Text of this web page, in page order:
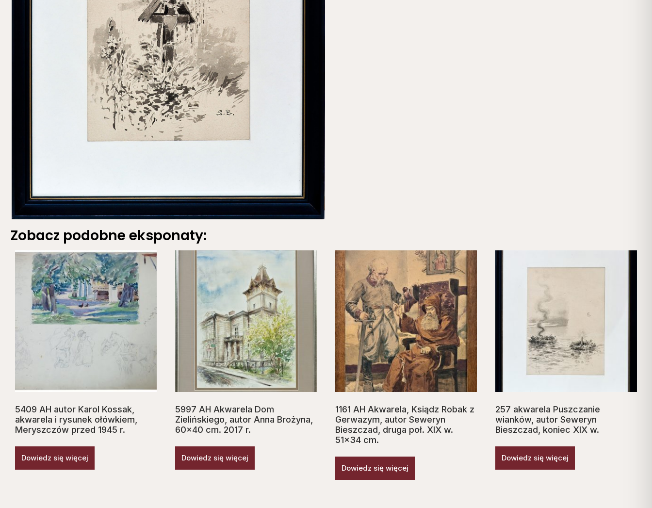
Zobacz podobne eksponaty:
5409 AH autor Karol Kossak,
akwarela i rysunek ołówkiem,
Meryszczów przed 1945 r.
Dowiedz się więcej
5997 AH Akwarela Dom
Zielińskiego, autor Anna Brożyna,
60×40 cm. 2017 r.
Dowiedz się więcej
1161 AH Akwarela, Ksiądz Robak z
Gerwazym, autor Seweryn
Bieszczad, druga poł. XIX w.
51×34 cm.
Dowiedz się więcej
257 akwarela Puszczanie
wianków, autor Seweryn
Bieszczad, koniec XIX w.
Dowiedz się więcej